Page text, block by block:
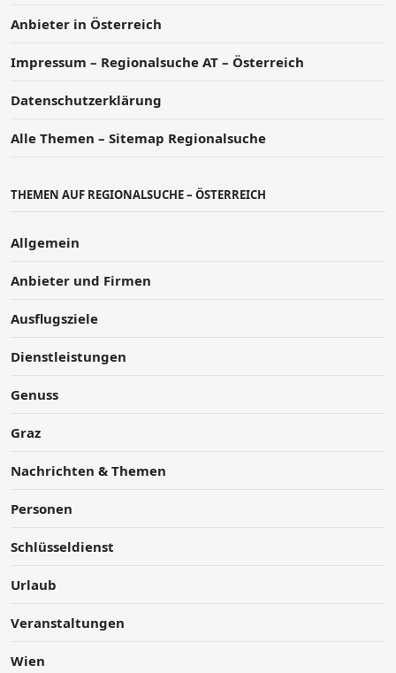
Anbieter in Österreich
Impressum – Regionalsuche AT – Österreich
Datenschutzerklärung
Alle Themen – Sitemap Regionalsuche
THEMEN AUF REGIONALSUCHE – ÖSTERREICH
Allgemein
Anbieter und Firmen
Ausflugsziele
Dienstleistungen
Genuss
Graz
Nachrichten & Themen
Personen
Schlüsseldienst
Urlaub
Veranstaltungen
Wien